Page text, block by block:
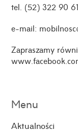
tel. (52) 322 90 61
e-mail:
Zapraszamy
Menu
Aktualności